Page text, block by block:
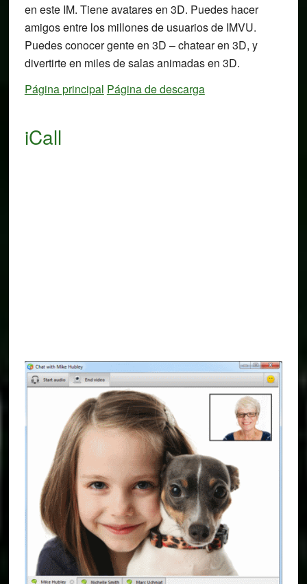
en este IM. Tiene avatares en 3D. Puedes hacer
amigos entre los millones de usuarios de IMVU.
Puedes conocer gente en 3D – chatear en 3D, y
divertirte en miles de salas animadas en 3D.
Página principal Página de descarga
iCall